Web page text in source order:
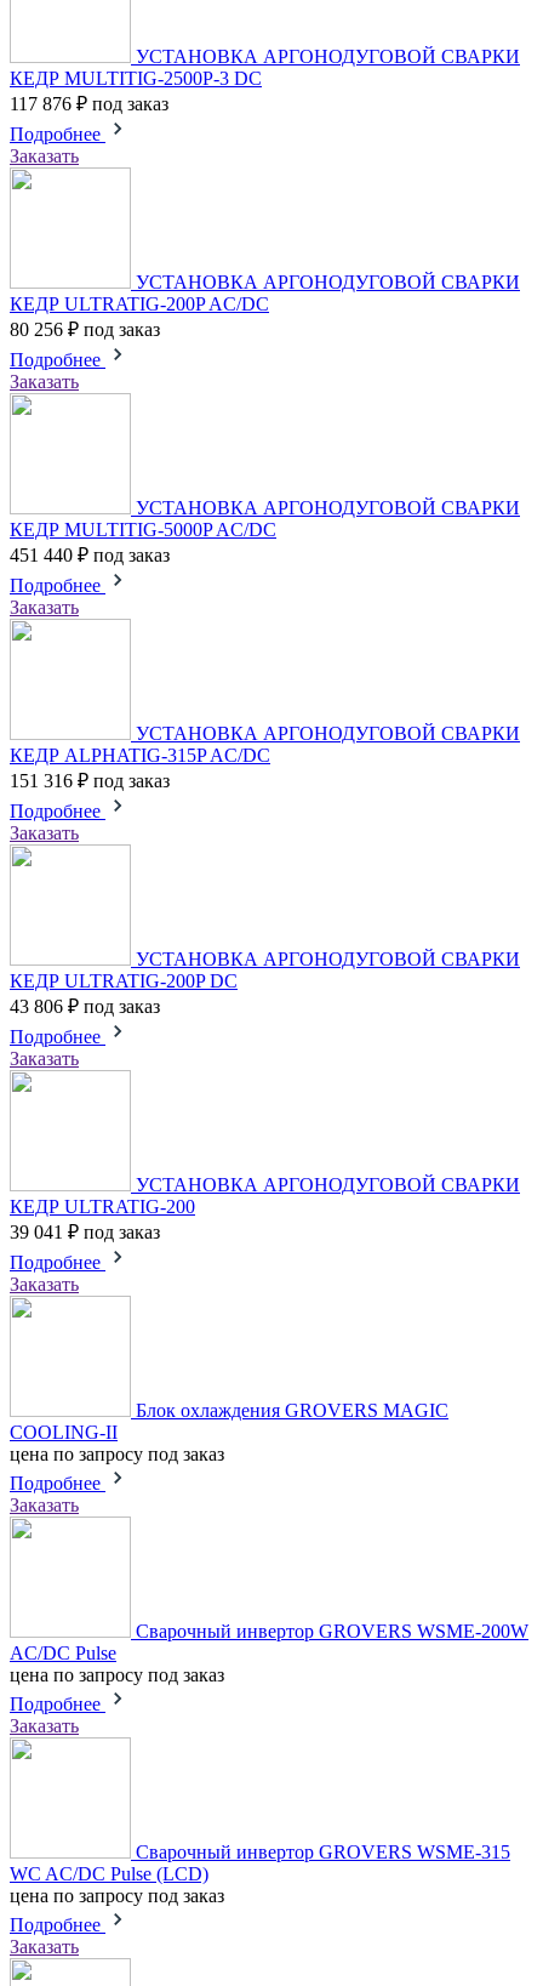
УСТАНОВКА АРГОНОДУГОВОЙ СВАРКИ
КЕДР MULTITIG-2500P-3 DC
117 876 ₽ под заказ
Подробнее
Заказать
УСТАНОВКА АРГОНОДУГОВОЙ СВАРКИ
КЕДР ULTRATIG-200P AC/DC
80 256 ₽ под заказ
Подробнее
Заказать
УСТАНОВКА АРГОНОДУГОВОЙ СВАРКИ
КЕДР MULTITIG-5000P AC/DC
451 440 ₽ под заказ
Подробнее
Заказать
УСТАНОВКА АРГОНОДУГОВОЙ СВАРКИ
КЕДР ALPHATIG-315P AC/DC
151 316 ₽ под заказ
Подробнее
Заказать
УСТАНОВКА АРГОНОДУГОВОЙ СВАРКИ
КЕДР ULTRATIG-200P DC
43 806 ₽ под заказ
Подробнее
Заказать
УСТАНОВКА АРГОНОДУГОВОЙ СВАРКИ
КЕДР ULTRATIG-200
39 041 ₽ под заказ
Подробнее
Заказать
Блок охлаждения GROVERS MAGIC
COOLING-II
цена по запросу под заказ
Подробнее
Заказать
Сварочный инвертор GROVERS WSME-200W
AC/DC Pulse
цена по запросу под заказ
Подробнее
Заказать
Сварочный инвертор GROVERS WSME-315
WC AC/DC Pulse (LCD)
цена по запросу под заказ
Подробнее
Заказать